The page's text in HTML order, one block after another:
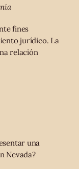
fines
jurídico. La
relación
una
Nevada?